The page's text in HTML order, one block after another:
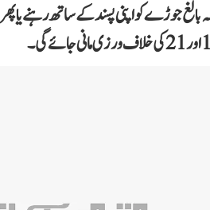
بالغ جوڑے کو اپنی پسند کے ساتھ رہنے